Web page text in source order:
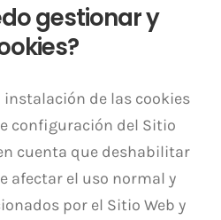
gestionar y
de las cookies
configuración del Sitio
cuenta que deshabilitar
afectar el uso normal y
por el Sitio Web y